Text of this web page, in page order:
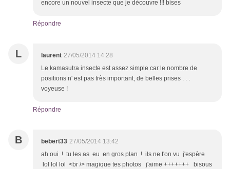
encore un nouvel insecte que je découvre !!! bises
Répondre
L laurent 27/05/2014 14:28
Le kamasutra insecte est assez simple car le nombre de
positions n' est pas très important, de belles prises . . .
voyeuse !
Répondre
B bebert33 27/05/2014 13:42
ah oui ! tu les as eu en gros plan ! ils ne t'on vu j'espère
lol lol lol <br /> magique tes photos j'aime +++++++ bisous